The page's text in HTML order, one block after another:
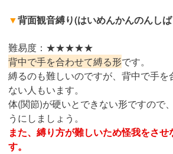
▼背面観音縛り(はいめんかんのんし
難易度：★★★★★
背中で手を合わせて縛る形です。
縛るのも難しいのですが、背中で手を
ない人もいます。
体(関節)が硬いとできない形ですので
うにしましょう。
また、縛り方が難しいため怪我をさ
す。